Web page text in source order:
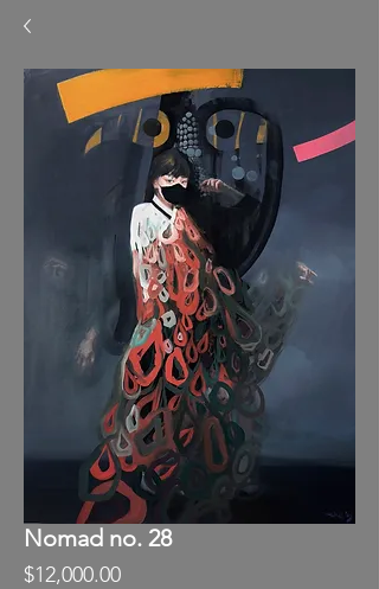
Nomad no. 28
$12,000.00Price